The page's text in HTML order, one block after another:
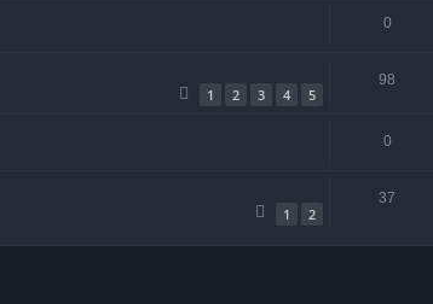
0
1 2 3 4 5
98
0
1 2
37